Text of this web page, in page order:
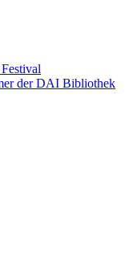
der DAI Bibliothek